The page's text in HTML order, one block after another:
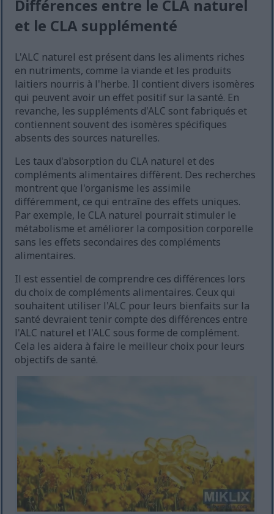
Différences entre le CLA naturel
et le CLA supplémenté
L'ALC naturel est présent dans les aliments riches
en nutriments, comme la viande et les produits
laitiers nourris à l'herbe. Il contient divers isomères
qui peuvent avoir un effet positif sur la santé. En
revanche, les suppléments d'ALC sont fabriqués et
contiennent souvent des isomères spécifiques
absents des sources naturelles.
Les taux d'absorption du CLA naturel et des
compléments alimentaires diffèrent. Des recherches
montrent que l'organisme les assimile
différemment, ce qui entraîne des effets uniques.
Par exemple, le CLA naturel pourrait stimuler le
métabolisme et améliorer la composition corporelle
sans les effets secondaires des compléments
alimentaires.
Il est essentiel de comprendre ces différences lors
du choix de compléments alimentaires. Ceux qui
souhaitent utiliser l'ALC pour leurs bienfaits sur la
santé devraient tenir compte des différences entre
l'ALC naturel et l'ALC sous forme de complément.
Cela les aidera à faire le meilleur choix pour leurs
objectifs de santé.